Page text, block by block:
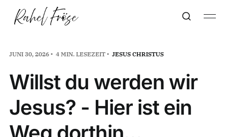
JUNI 30, 2026 4 MIN. LESEZEIT JESUS CHRISTUS
Willst du werden wir
Jesus? - Hier ist ein